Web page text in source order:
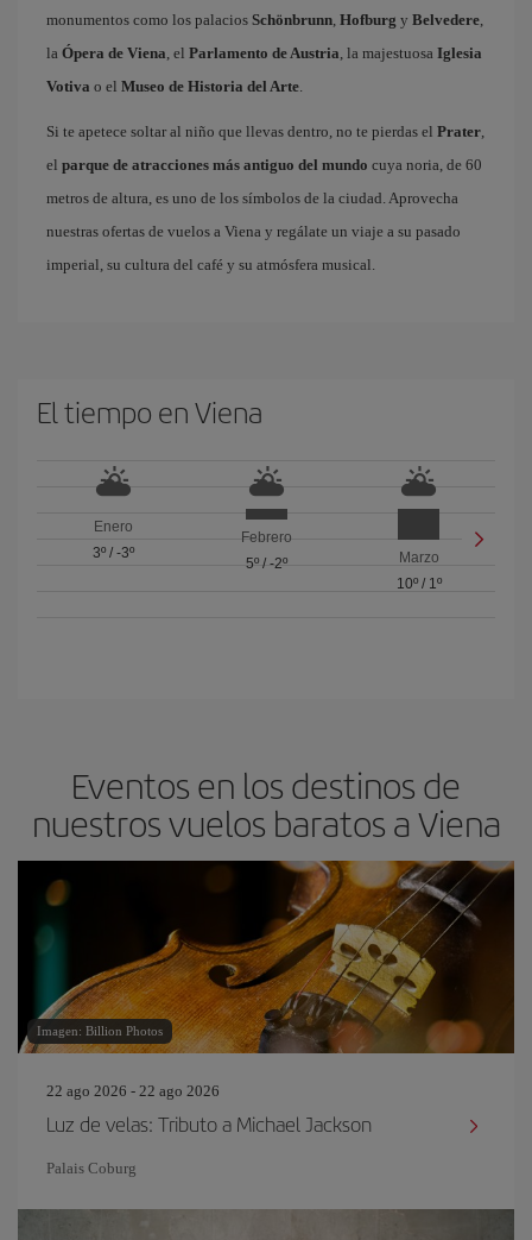
monumentos como los palacios Schönbrunn, Hofburg y Belvedere,
la Ópera de Viena, el Parlamento de Austria, la majestuosa Iglesia
Votiva o el Museo de Historia del Arte.
Si te apetece soltar al niño que llevas dentro, no te pierdas el Prater,
el parque de atracciones más antiguo del mundo cuya noria, de 60
metros de altura, es uno de los símbolos de la ciudad. Aprovecha
nuestras ofertas de vuelos a Viena y regálate un viaje a su pasado
imperial, su cultura del café y su atmósfera musical.
El tiempo en Viena
Enero
3º/ -3º
Febrero
5º/ -2º
Marzo
10º/ 1º
Eventos en los destinos de
nuestros vuelos baratos a Viena
Imagen: Billion Photos
22 ago 2026 - 22 ago 2026
Luz de velas: Tributo a Michael Jackson
Palais Coburg